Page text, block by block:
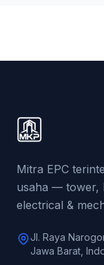
Mitra EPC
usaha — tower,
electrical &
Jl. Raya
Jawa Barat,